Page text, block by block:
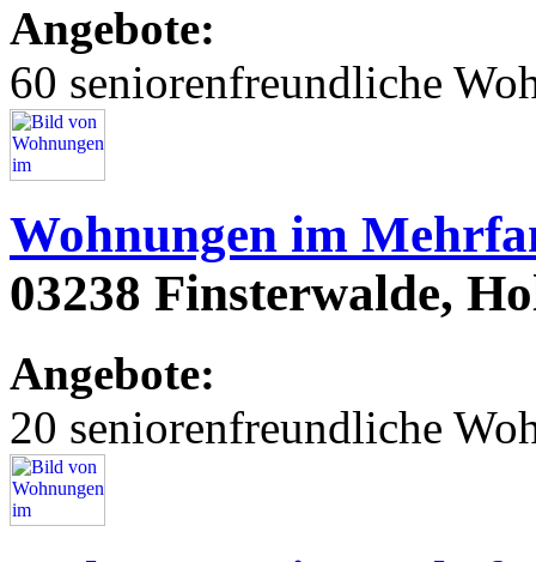
Angebote:
60 seniorenfreundliche
Wohnungen im
03238 Finsterwalde,
Angebote:
20 seniorenfreundliche